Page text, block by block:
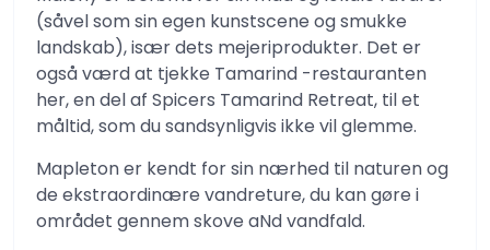
(såvel som sin egen kunstscene og smukke
landskab), især dets mejeriprodukter. Det er
også værd at tjekke Tamarind -restauranten
her, en del af Spicers Tamarind Retreat, til et
måltid, som du sandsynligvis ikke vil glemme.
Mapleton er kendt for sin nærhed til naturen og
de ekstraordinære vandreture, du kan gøre i
området gennem skove aNd vandfald.